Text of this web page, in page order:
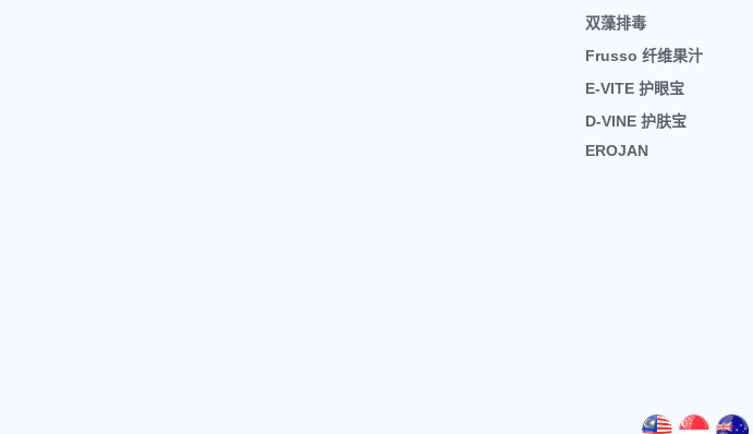
双藻排毒
Frusso 纤维果汁
E-VITE 护眼宝
D-VINE 护肤宝
EROJAN